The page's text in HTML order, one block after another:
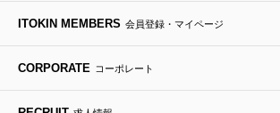
ITOKIN MEMBERS 会員登録・マイページ
CORPORATE コーポレート